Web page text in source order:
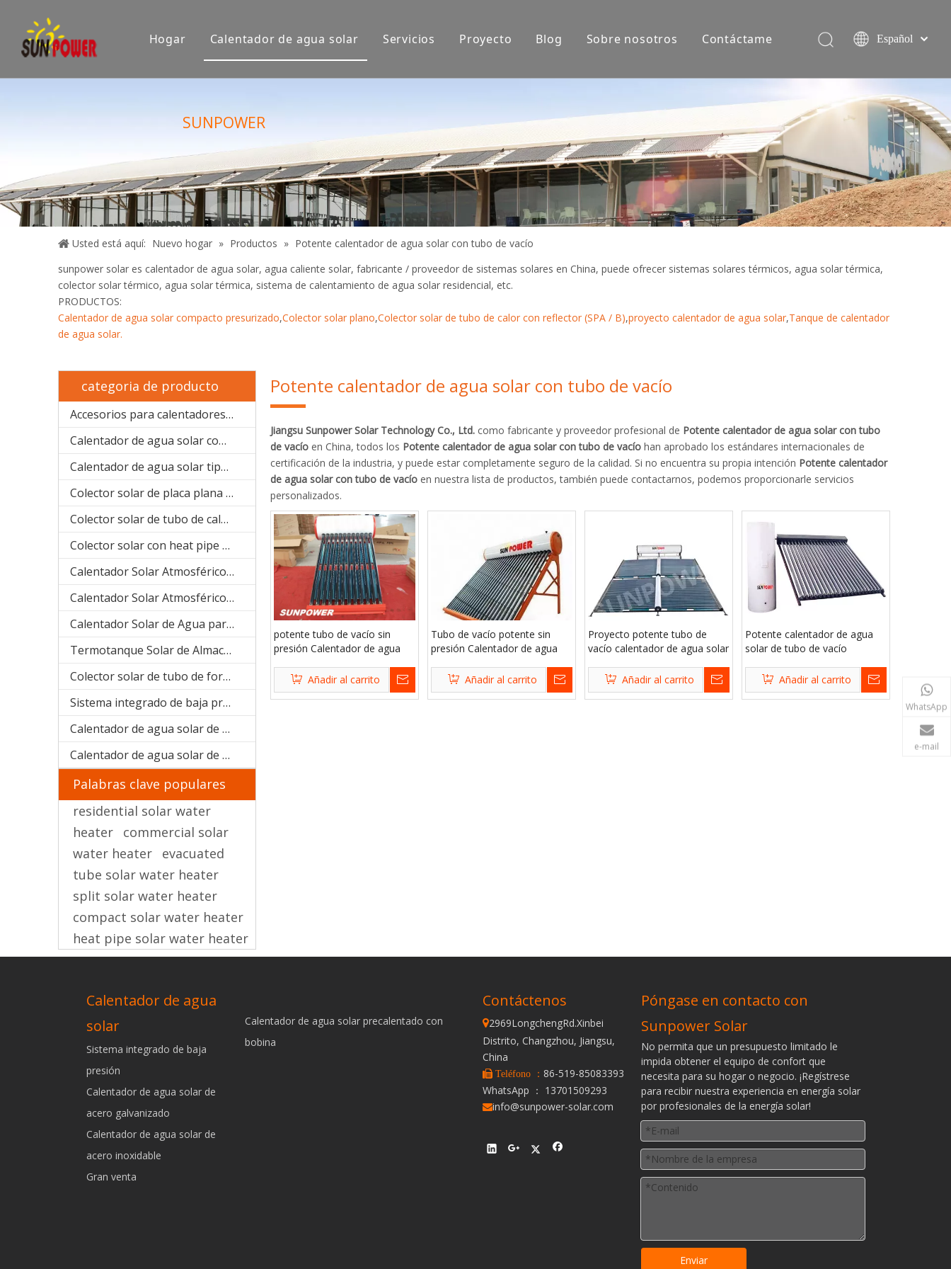
Hogar Calentador de agua solar Servicios Proyecto Blog Sobre nosotros Contáctame
Español
English
SUNPOWER
Usted está aquí: Nuevo hogar » Productos » Potente calentador de agua solar con tubo de vacío
sunpower solar es calentador de agua solar, agua caliente solar, fabricante / proveedor de sistemas solares en China, puede ofrecer sistemas solares térmicos, agua solar térmica,
colector solar térmico, agua solar térmica, sistema de calentamiento de agua solar residencial, etc.
PRODUCTOS:
Calentador de agua solar compacto presurizado,Colector solar plano,Colector solar de tubo de calor con reflector (SPA / B),proyecto calentador de agua solar,Tanque de calentador
de agua solar.
categoria de producto
Accesorios para calentadores solares de agua
Calentador de agua solar compacto presurizado (SPP)
Calentador de agua solar tipo bobina de cobre precalentado (SPHE)
Colector solar de placa plana (SPFP)
Colector solar de tubo de calor (aluminio SPB)
Colector solar con heat pipe de sistema separado(acero inoxidable manifold SPA)
Calentador Solar Atmosférico (acero inoxidable compacto SPC)
Calentador Solar Atmosférico ( galvanizado compacto SPR)
Calentador Solar de Agua para Proyecto (SPCF)
Termotanque Solar de Almacenaje de agua
Colector solar de tubo de forma U (manifold SPU)
Sistema integrado de baja presión
Calentador de agua solar de acero galvanizado
Calentador de agua solar de acero inoxidable
Palabras clave populares
residential solar water
heater
commercial solar
water heater
evacuated
tube solar water heater
split solar water heater
compact solar water heater
heat pipe solar water heater
Potente calentador de agua solar con tubo de vacío
Jiangsu Sunpower Solar Technology Co., Ltd. como fabricante y proveedor profesional de Potente calentador de agua solar con tubo
de vacío en China, todos los Potente calentador de agua solar con tubo de vacío han aprobado los estándares internacionales de
certificación de la industria, y puede estar completamente seguro de la calidad. Si no encuentra su propia intención Potente calentador
de agua solar con tubo de vacío en nuestra lista de productos, también puede contactarnos, podemos proporcionarle servicios
personalizados.
potente tubo de vacío sin
presión Calentador de agua
Añadir al carrito
Tubo de vacío potente sin
presión Calentador de agua
Añadir al carrito
Proyecto potente tubo de
vacío calentador de agua solar
Añadir al carrito
Potente calentador de agua
solar de tubo de vacío
Añadir al carrito
Calentador de agua
solar
Sistema integrado de baja
presión
Calentador de agua solar de
acero galvanizado
Calentador de agua solar de
acero inoxidable
Gran venta
Calentador de agua solar precalentado con
bobina
WhatsApp
e-mail
Contáctenos
2969LongchengRd.Xinbei
Distrito, Changzhou, Jiangsu,
China
 Teléfono ： 86-519-85083393
WhatsApp ： 13701509293
info@sunpower-solar.com
Póngase en contacto con
Sunpower Solar
No permita que un presupuesto limitado le
impida obtener el equipo de confort que
necesita para su hogar o negocio. ¡Regístrese
para recibir nuestra experiencia en energía solar
por profesionales de la energía solar!
Enviar